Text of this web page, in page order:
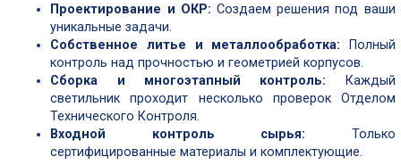
Проектирование и ОКР: Создаем решения под ваши
уникальные задачи.
Собственное литье и металлообработка: Полный
контроль над прочностью и геометрией корпусов.
Сборка и многоэтапный контроль: Каждый
светильник проходит несколько проверок Отделом
Технического Контроля.
Входной контроль сырья: Только
сертифицированные материалы и комплектующие.